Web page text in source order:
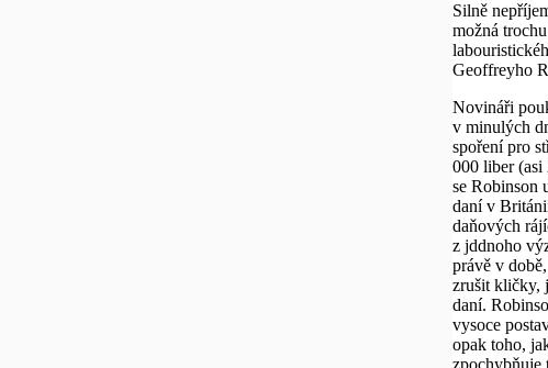
Silně
možná
Geoffreyho
Novináři
v minulých
spoření pro
000 liber
se Robinson
daní v
daňových
z jddnoho
právě v
zrušit kličky,
daní.
vysoce
opak toho,
zpochybňuje